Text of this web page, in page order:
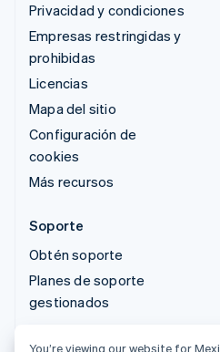
Privacidad y condiciones
Empresas restringidas y
prohibidas
Licencias
Mapa del sitio
Configuración de
cookies
Más recursos
Soporte
Obtén soporte
Planes de soporte
gestionados
You’re viewing our website for